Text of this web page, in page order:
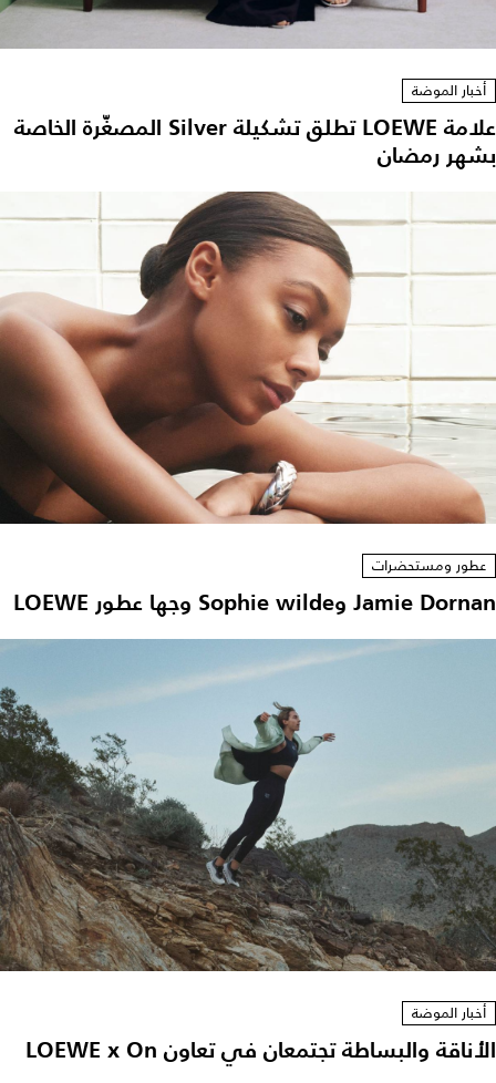
أخبار الموضة
علامة LOEWE تطلق تشكيلة Silver المصغّرة الخاصة
بشهر رمضان
عطور ومستحضرات
Jamie Dornan وSophie wilde وجها عطور LOEWE
أخبار الموضة
الأناقة والبساطة تجتمعان في تعاون LOEWE x On